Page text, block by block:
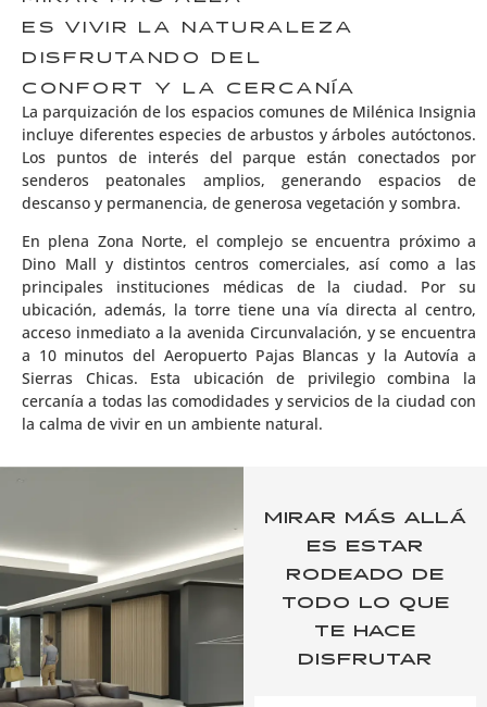
ES VIVIR LA NATURALEZA
DISFRUTANDO DEL
CONFORT Y LA CERCANÍA
La parquización de los espacios comunes de Milénica Insignia
incluye diferentes especies de arbustos y árboles autóctonos.
Los puntos de interés del parque están conectados por
senderos peatonales amplios, generando espacios de
descanso y permanencia, de generosa vegetación y sombra.
En plena Zona Norte, el complejo se encuentra próximo a
Dino Mall y distintos centros comerciales, así como a las
principales instituciones médicas de la ciudad. Por su
ubicación, además, la torre tiene una vía directa al centro,
acceso inmediato a la avenida Circunvalación, y se encuentra
a 10 minutos del Aeropuerto Pajas Blancas y la Autovía a
Sierras Chicas. Esta ubicación de privilegio combina la
cercanía a todas las comodidades y servicios de la ciudad con
la calma de vivir en un ambiente natural.
MIRAR MÁS ALLÁ
ES ESTAR
RODEADO DE
TODO LO QUE
TE HACE
DISFRUTAR